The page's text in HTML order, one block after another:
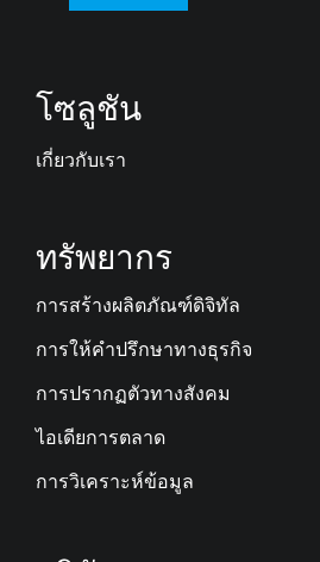
โซลูชัน
เกี่ยวกับเรา
ทรัพยากร
การสร้างผลิตภัณฑ์ดิจิทัล
การให้คำปรึกษาทางธุรกิจ
การปรากฏตัวทางสังคม
ไอเดียการตลาด
การวิเคราะห์ข้อมูล